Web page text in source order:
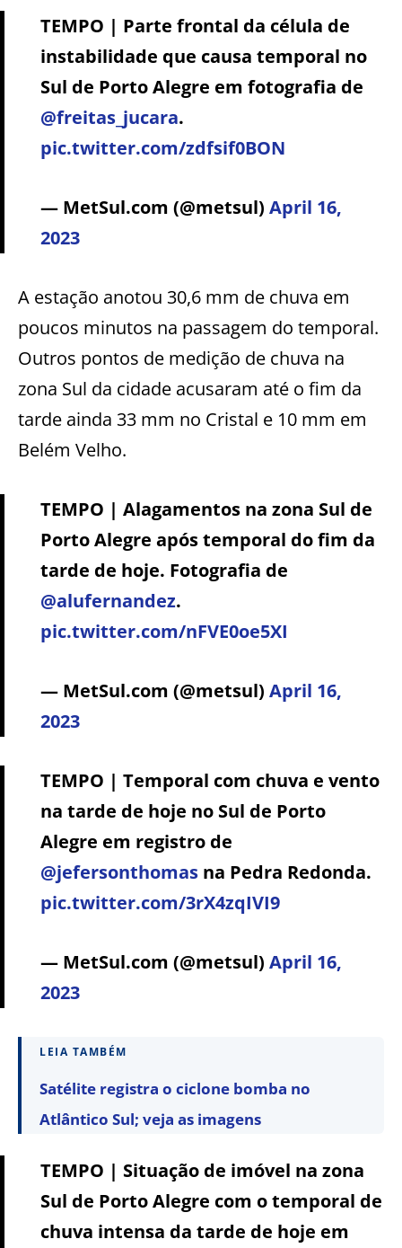
TEMPO | Parte frontal da célula de
instabilidade que causa temporal no
Sul de Porto Alegre em fotografia de
@freitas_jucara.
pic.twitter.com/zdfsif0BON
— MetSul.com (@metsul) April 16,
2023
A estação anotou 30,6 mm de chuva em
poucos minutos na passagem do temporal.
Outros pontos de medição de chuva na
zona Sul da cidade acusaram até o fim da
tarde ainda 33 mm no Cristal e 10 mm em
Belém Velho.
TEMPO | Alagamentos na zona Sul de
Porto Alegre após temporal do fim da
tarde de hoje. Fotografia de
@alufernandez.
pic.twitter.com/nFVE0oe5XI
— MetSul.com (@metsul) April 16,
2023
TEMPO | Temporal com chuva e vento
na tarde de hoje no Sul de Porto
Alegre em registro de
@jefersonthomas na Pedra Redonda.
pic.twitter.com/3rX4zqIVI9
— MetSul.com (@metsul) April 16,
2023
LEIA TAMBÉM
Satélite registra o ciclone bomba no
Atlântico Sul; veja as imagens
TEMPO | Situação de imóvel na zona
Sul de Porto Alegre com o temporal de
chuva intensa da tarde de hoje em